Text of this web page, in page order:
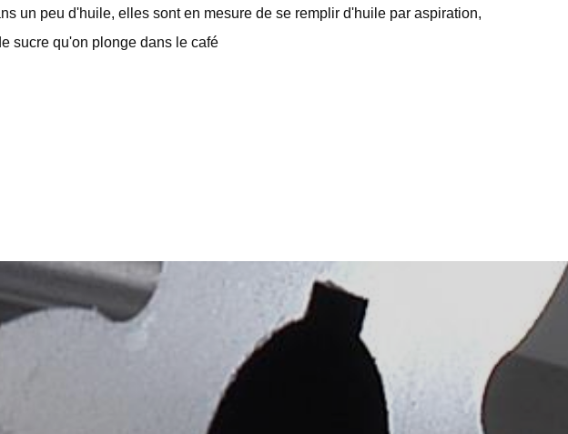
un peu d'huile, elles sont en mesure de se remplir d'huile par aspiration,
sucre qu'on plonge dans le café